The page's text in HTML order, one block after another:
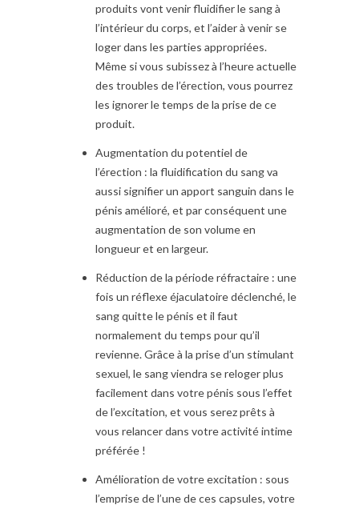
produits vont venir fluidifier le sang à
l’intérieur du corps, et l’aider à venir se
loger dans les parties appropriées.
Même si vous subissez à l’heure actuelle
des troubles de l’érection, vous pourrez
les ignorer le temps de la prise de ce
produit.
Augmentation du potentiel de
l’érection : la fluidification du sang va
aussi signifier un apport sanguin dans le
pénis amélioré, et par conséquent une
augmentation de son volume en
longueur et en largeur.
Réduction de la période réfractaire : une
fois un réflexe éjaculatoire déclenché, le
sang quitte le pénis et il faut
normalement du temps pour qu’il
revienne. Grâce à la prise d’un stimulant
sexuel, le sang viendra se reloger plus
facilement dans votre pénis sous l’effet
de l’excitation, et vous serez prêts à
vous relancer dans votre activité intime
préférée !
Amélioration de votre excitation : sous
l’emprise de l’une de ces capsules, votre